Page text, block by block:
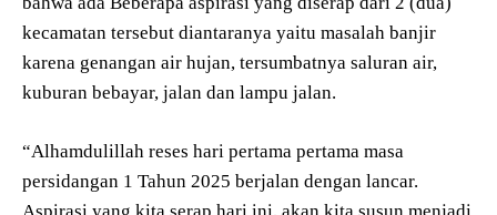
kecamatan tersebut diantaranya yaitu masalah banjir
karena genangan air hujan, tersumbatnya saluran air,
kuburan bebayar, jalan dan lampu jalan.
“Alhamdulillah reses hari pertama pertama masa
persidangan 1 Tahun 2025 berjalan dengan lancar.